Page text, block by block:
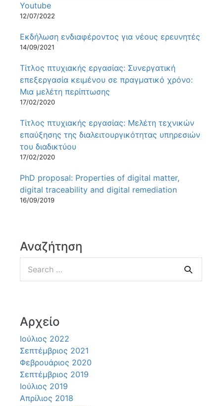
Youtube
12/07/2022
Εκδήλωση ενδιαφέροντος για νέους ερευνητές
14/09/2021
Τίτλος πτυχιακής εργασίας: Συνεργατική
επεξεργασία κειμένου σε πραγματικό χρόνο:
Μια μελέτη περίπτωσης
17/02/2020
Τίτλος πτυχιακής εργασίας: Μελέτη τεχνικών
επαύξησης της διαλειτουργικότητας υπηρεσιών
του διαδικτύου
17/02/2020
PhD proposal: Properties of digital matter,
digital traceability and digital remediation
16/09/2019
Αναζήτηση
for:
Αρχείο
Ιούλιος 2022
Σεπτέμβριος 2021
Φεβρουάριος 2020
Σεπτέμβριος 2019
Ιούλιος 2019
Απρίλιος 2018